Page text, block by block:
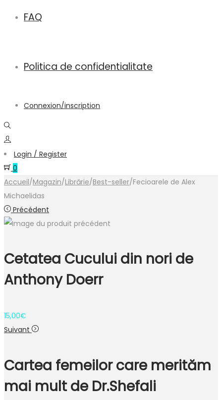
FAQ
Politica de confidentialitate
Connexion/inscription
Login / Register
0
Accueil/Magazin/Librărie/Best-seller/Fecioarele de Alex
Michaelidas
Précédent
Cetatea Cucului din nori de
Anthony Doerr
15,00€
Suivant
Cartea femeilor care merităm
mai mult de Dr.Shefali